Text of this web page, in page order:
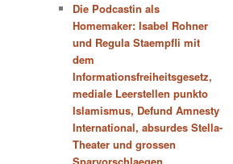
Die Podcastin als
Homemaker: Isabel Rohner
und Regula Staempfli mit
dem
Informationsfreiheitsgesetz,
mediale Leerstellen punkto
Islamismus, Defund Amnesty
International, absurdes Stella-
Theater und grossen